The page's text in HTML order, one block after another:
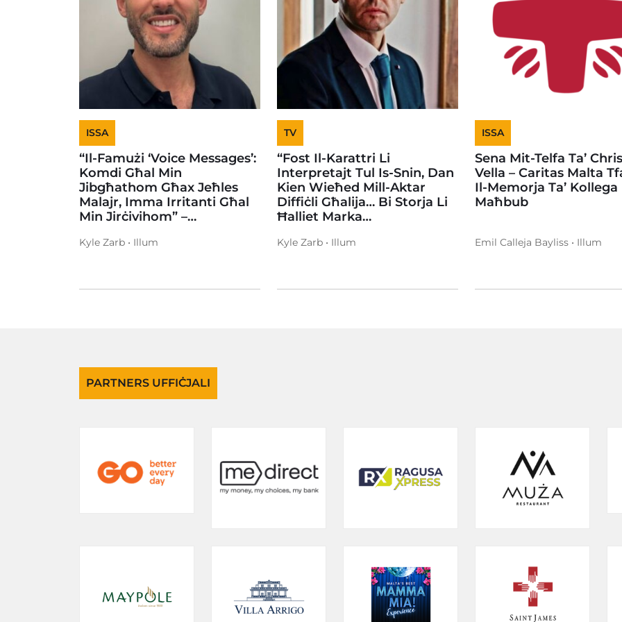
ISSA
“Il-Famużi ‘Voice Messages’:
Komdi Għal Min
Jibgħathom Għax Jeħles
Malajr, Imma Irritanti Għal
Min Jirċivihom” –…
Kyle Zarb • Illum
TV
“Fost Il-Karattri Li
Interpretajt Tul Is-Snin, Dan
Kien Wieħed Mill-Aktar
Diffiċli Għalija… Bi Storja Li
Ħalliet Marka…
Kyle Zarb • Illum
ISSA
Sena Mit-Telfa Ta’
Vella – Caritas Malta
Il-Memorja Ta’ Kollega
Maħbub
Emil Calleja Bayliss • Illum
PARTNERS UFFIĊJALI